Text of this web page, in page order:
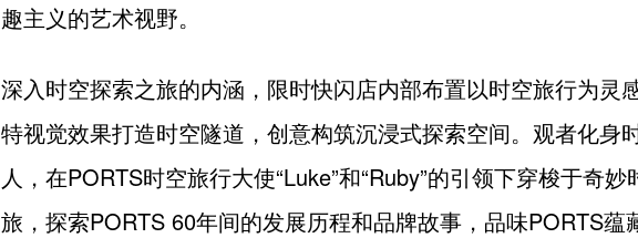
趣主义的艺术视野。
深入时空探索之旅的内涵，限时快闪店内部布置以时空旅行为灵
特视觉效果打造时空隧道，创意构筑沉浸式探索空间。观者化身
人，在PORTS时空旅行大使“Luke”和“Ruby”的引领下穿梭于奇妙
旅，探索PORTS 60年间的发展历程和品牌故事，品味PORTS蕴